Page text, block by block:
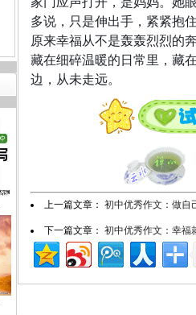
多说，只是伸出手，紧紧抱
原来幸福从不是轰轰烈烈的
藏在细碎温暖的日常里，藏
边，从未走远。
上一篇文章： 初中优秀作文：做自
下一篇文章： 初中优秀作文：幸福